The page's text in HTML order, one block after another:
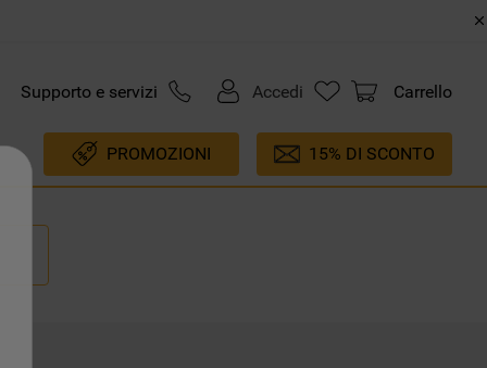
Supporto e servizi Accedi Carrello
PROMOZIONI 15% DI SCONTO